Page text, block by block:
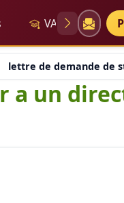
VAE
lettre de demande de
a un